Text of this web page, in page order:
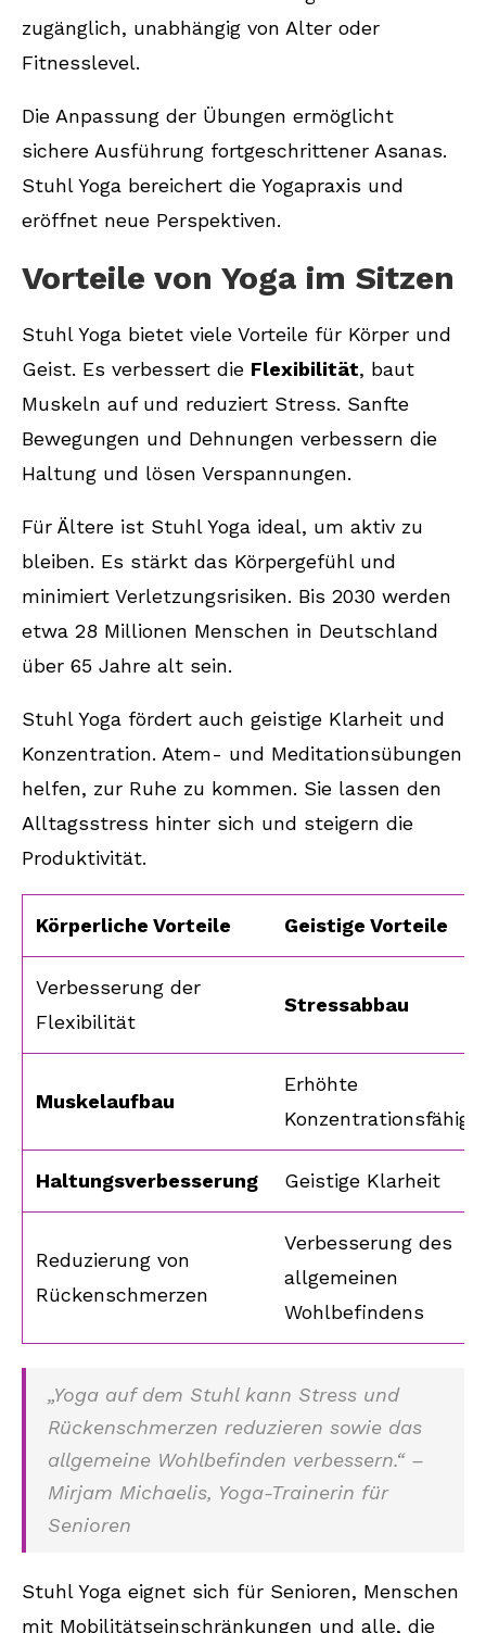
zugänglich, unabhängig von Alter oder
Fitnesslevel.
Die Anpassung der Übungen ermöglicht
sichere Ausführung fortgeschrittener Asanas.
Stuhl Yoga bereichert die Yogapraxis und
eröffnet neue Perspektiven.
Vorteile von Yoga im Sitzen
Stuhl Yoga bietet viele Vorteile für Körper und
Geist. Es verbessert die Flexibilität, baut
Muskeln auf und reduziert Stress. Sanfte
Bewegungen und Dehnungen verbessern die
Haltung und lösen Verspannungen.
Für Ältere ist Stuhl Yoga ideal, um aktiv zu
bleiben. Es stärkt das Körpergefühl und
minimiert Verletzungsrisiken. Bis 2030 werden
etwa 28 Millionen Menschen in Deutschland
über 65 Jahre alt sein.
Stuhl Yoga fördert auch geistige Klarheit und
Konzentration. Atem- und Meditationsübungen
helfen, zur Ruhe zu kommen. Sie lassen den
Alltagsstress hinter sich und steigern die
Produktivität.
Körperliche Vorteile Geistige Vorteile
Verbesserung der
Flexibilität
Stressabbau
Muskelaufbau
Erhöhte
Haltungsverbesserung Geistige Klarheit
Reduzierung von
Rückenschmerzen
Verbesserung des
allgemeinen
Wohlbefindens
„Yoga auf dem Stuhl kann Stress und
Rückenschmerzen reduzieren sowie das
allgemeine Wohlbefinden verbessern.“ –
Mirjam Michaelis, Yoga-Trainerin für
Senioren
Stuhl Yoga eignet sich für Senioren, Menschen
mit Mobilitätseinschränkungen und alle, die